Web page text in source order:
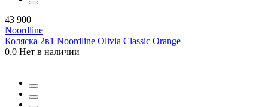
43 900
Noordline
Коляска 2в1 Noordline Olivia Classic Orange
0.0 Нет в наличии